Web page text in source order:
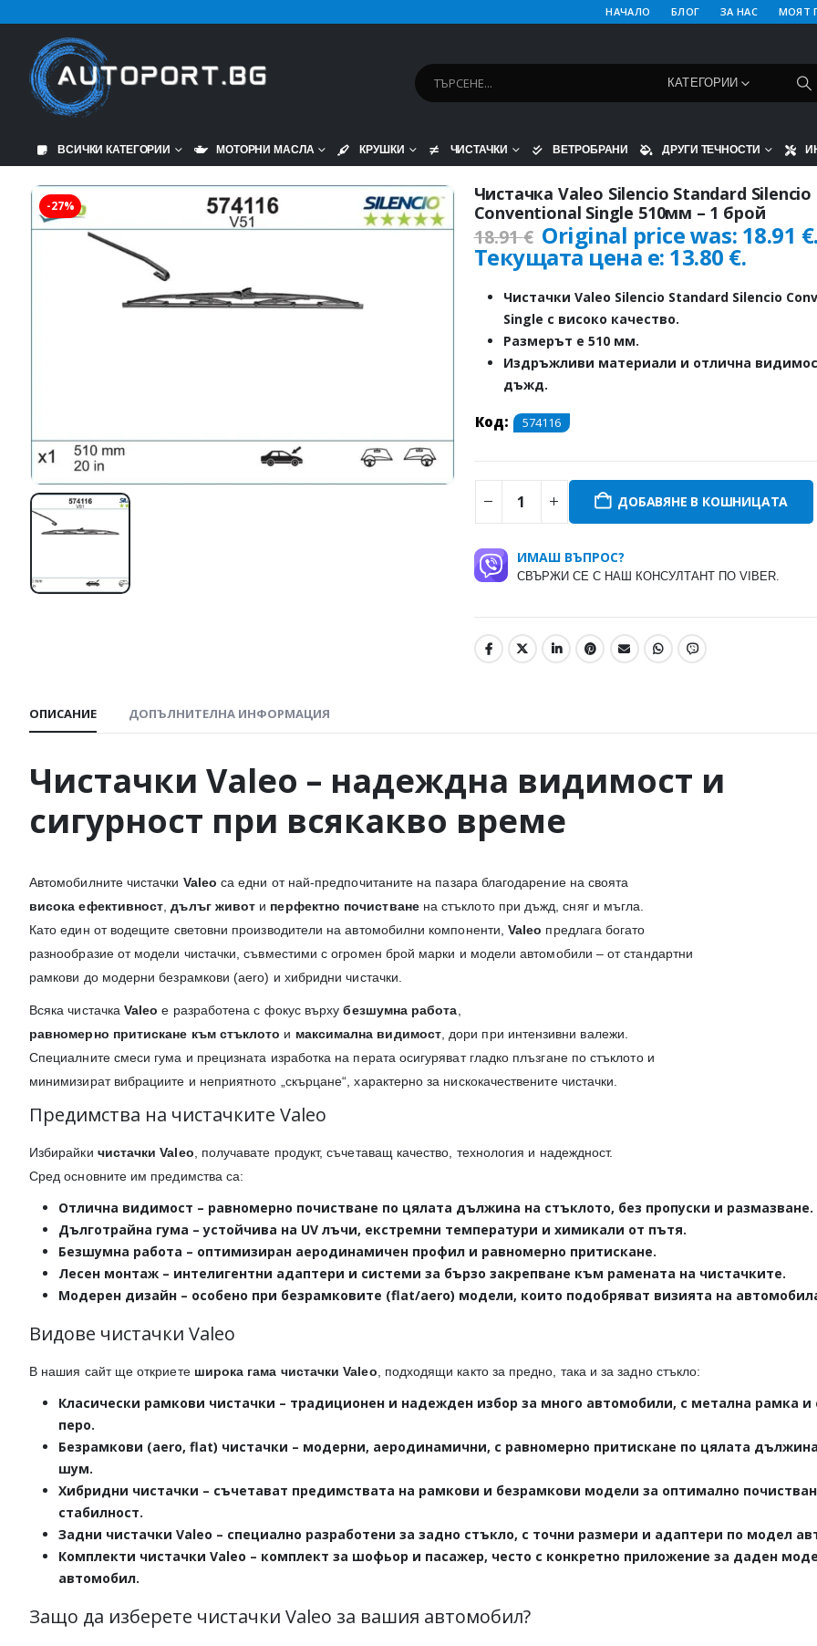
НАЧАЛО БЛОГ ЗА НАС МОЯТ
КАТЕГОРИИ
ВСИЧКИ КАТЕГОРИИ МОТОРНИ МАСЛА КРУШКИ ЧИСТАЧКИ ВЕТРОБРАНИ ДРУГИ ТЕЧНОСТИ
-27%
Чистачка Valeo Silencio Standard Silencio
Conventional Single 510мм – 1 брой
18.91€ Original price was: 18.91
Текущата цена е: 13.80 €.
Чистачки Valeo Silencio Standard Silencio
Single с високо качество.
Размерът е 510 мм.
Издръжливи материали и отлична
дъжд.
Код: 574116
ДОБАВЯНЕ В КОШНИЦАТА
ИМАШ ВЪПРОС?
СВЪРЖИ СЕ С НАШ КОНСУЛТАНТ ПО VIBER.
ОПИСАНИЕ ДОПЪЛНИТЕЛНА ИНФОРМАЦИЯ
Чистачки Valeo – надеждна видимост и
сигурност при всякакво време
Автомобилните чистачки Valeo са едни от най-предпочитаните на пазара благодарение на своята
висока ефективност ,дълъг живот и перфектно почистванена стъклото при дъжд, сняг и мъгла.
Като един от водещите световни производители на автомобилни компоненти,Valeo предлага богато
разнообразие от модели чистачки, съвместими с огромен брой марки и модели автомобили – от стандартни
рамкови до модерни безрамкови (aero) и хибридни чистачки.
Всяка чистачкаValeo е разработена с фокус върхубезшумна работа
равномерно притискане към стъклото и максимална видимост, дори при интензивни валежи.
Специалните смеси гума и прецизната изработка на перата осигуряват гладко плъзгане по стъклото и
минимизират вибрациите и неприятното „скърцане“, характерно за нискокачествените чистачки.
Предимства на чистачките Valeo
Избирайки чистачки Valeo , получавате продукт, съчетаващ качество, технология и надеждност.
Сред основните им предимства са:
Отлична видимост – равномерно почистване по цялата дължина на стъклото, без пропуски и размазване.
Дълготрайна гума – устойчива на UV лъчи, екстремни температури и химикали от пътя.
Безшумна работа – оптимизиран аеродинамичен профил и равномерно притискане.
Лесен монтаж – интелигентни адаптери и системи за бързо закрепване към рамената на чистачките.
Модерен дизайн – особено при безрамковите (flat/aero) модели, които подобряват визията на
Видове чистачки Valeo
В нашия сайт ще откриете широка гама чистачки Valeo , подходящи както за предно, така и за задно стъкло:
Класически рамкови чистачки – традиционен и надежден избор за много автомобили, с метална рамка
перо.
Безрамкови (aero, flat) чистачки – модерни, аеродинамични, с равномерно притискане по цялата
шум.
Хибридни чистачки – съчетават предимствата на рамкови и безрамкови модели за оптимално
стабилност.
Задни чистачки Valeo – специално разработени за задно стъкло, с точни размери и адаптери по модел
Комплекти чистачки Valeo – комплект за шофьор и пасажер, често с конкретно приложение за даден
автомобил.
Защо да изберете чистачки Valeo за вашия автомобил?